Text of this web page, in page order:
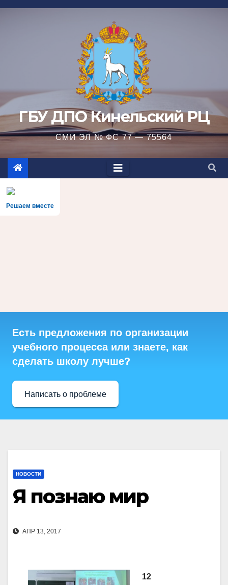
Перейти
ГБУ ДПО Кинельский РЦ
СМИ ЭЛ № ФС 77 — 75564
Решаем вместе
Есть предложения по организации
учебного процесса или знаете, как
сделать школу лучше?
Написать о проблеме
НОВОСТИ
Я познаю мир
АПР 13, 2017
12